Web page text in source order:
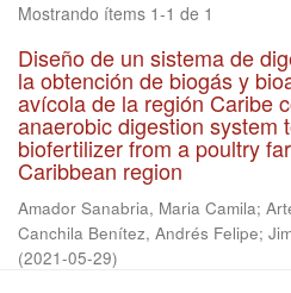
Mostrando ítems 1-1 de 1
Diseño de un sistema de
la obtención de biogás y
avícola de la región Caribe
anaerobic digestion system
biofertilizer from a poultry
Caribbean region
Amador Sanabria, Maria Camila;
Canchila Benítez, Andrés Felipe;
(2021-05-29)